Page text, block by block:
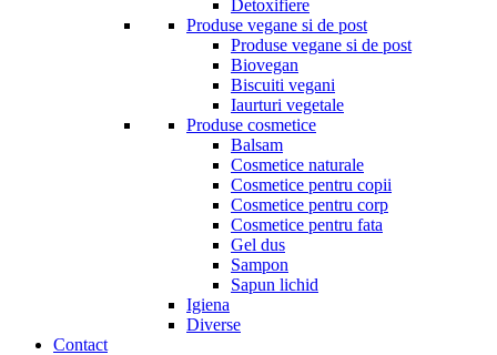
Detoxifiere
Produse vegane si de post
Produse vegane si de post
Biovegan
Biscuiti vegani
Iaurturi vegetale
Produse cosmetice
Balsam
Cosmetice naturale
Cosmetice pentru copii
Cosmetice pentru corp
Cosmetice pentru fata
Gel dus
Sampon
Sapun lichid
Igiena
Diverse
Contact